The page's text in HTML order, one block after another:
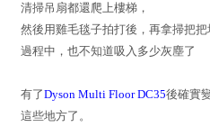
清掃吊扇都還爬上樓梯，
然後用雞毛毯子拍打後，再拿掃把
過程中，也不知道吸入多少灰塵了
有了Dyson Multi Floor DC35後確實
這些地方了。